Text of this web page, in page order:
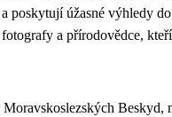
poskytují úžasné výhledy
a přírodovědce,
Beskyd,